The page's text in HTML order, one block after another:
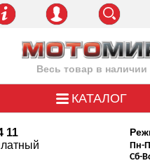
Весь товар в наличии
11
Пн-
Сб-
КАТАЛОГ